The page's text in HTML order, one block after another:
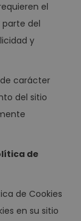
el
del
y
carácter
del sitio
de
de Cookies
en su sitio